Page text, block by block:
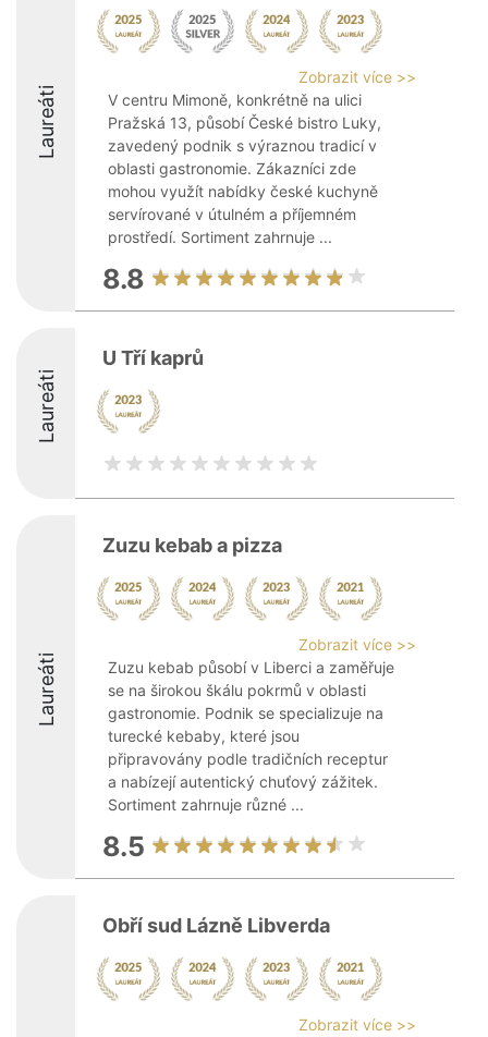
Laureáti
Zobrazit více >>
V centru Mimoně, konkrétně na ulici
Pražská 13, působí České bistro Luky,
zavedený podnik s výraznou tradicí v
oblasti gastronomie. Zákazníci zde
mohou využít nabídky české kuchyně
servírované v útulném a příjemném
prostředí. Sortiment zahrnuje ...
8.8
Laureáti
U Tří kaprů
Laureáti
Zuzu kebab a pizza
Zobrazit více >>
Zuzu kebab působí v Liberci a zaměřuje
se na širokou škálu pokrmů v oblasti
gastronomie. Podnik se specializuje na
turecké kebaby, které jsou
připravovány podle tradičních receptur
a nabízejí autentický chuťový zážitek.
Sortiment zahrnuje různé ...
8.5
Obří sud Lázně Libverda
Zobrazit více >>